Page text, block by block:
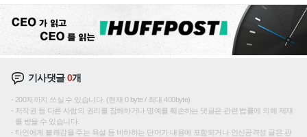
기사댓글0개
200자까지 쓰실 수 있습니다. (현재 0 byte / 최대 400byte)
저작권 등 다른 사람의 권리를 침해하거나 명예를 훼손하는 댓글은 관련 법률에 의해 제재
를 받을 수 있습니다.
타인에게 불쾌감을 주는 욕설 등 비하하는 단어가 내용에 포함되거나 인신공격성 글은 관